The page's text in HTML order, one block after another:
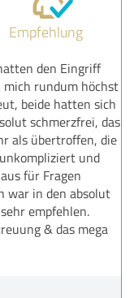
Empfehlung
den Eingriff
rundum höchst
beide hatten sich
schmerzfrei, das
als übertroffen, die
und
für Fragen
war in den absolut
empfehlen.
& das mega